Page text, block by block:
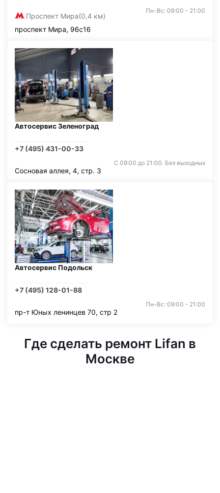
Проспект Мира(0,4 км)
Пн-Вс: 09:00 - 21:00
проспект Мира, 96с16
Автосервис Зеленоград
+7 (495) 431-00-33
С 09:00 до 21:00. Без выходных
Сосновая аллея, 4, стр. 3
Автосервис Подольск
+7 (495) 128-01-88
Пн-Вс: 09:00 - 21:00
пр-т Юных ленинцев 70, стр 2
Где сделать ремонт Lifan в
Москве